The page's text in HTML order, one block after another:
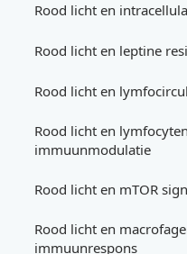
Rood licht en
Rood licht en leptine
Rood licht en
Rood licht en
immuunmodulatie
Rood licht en mTOR
Rood licht en
immuunrespons